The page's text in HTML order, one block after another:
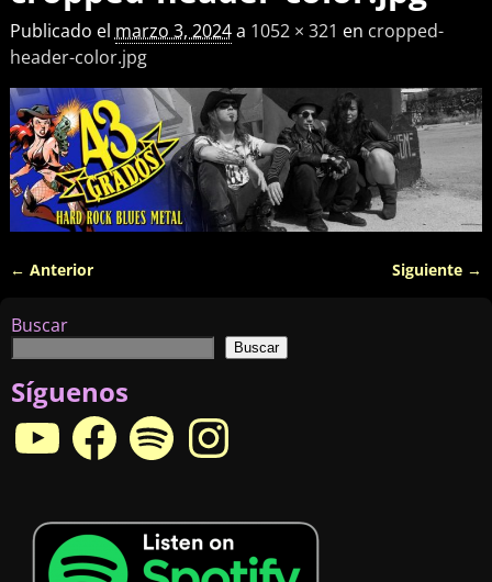
Publicado el marzo 3, 2024a 1052 × 321 en cropped-
header-color.jpg
← Anterior Siguiente →
Buscar
Buscar
Síguenos